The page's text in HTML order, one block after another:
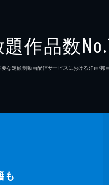
題作品数
な定額制動画配信サービスにおける洋画/邦
も